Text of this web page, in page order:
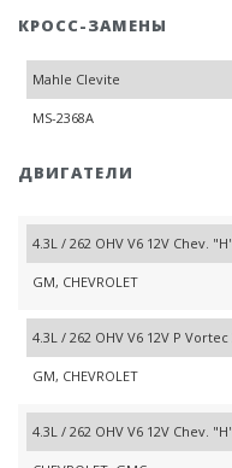
КРОСС-ЗАМЕНЫ
Mahle Clevite
MS-2368A
ДВИГАТЕЛИ
4.3L / 262 OHV V6 12V Chev.
GM, CHEVROLET
4.3L / 262 OHV V6 12V P
GM, CHEVROLET
4.3L / 262 OHV V6 12V Chev.